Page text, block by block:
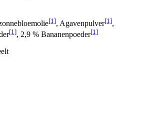
[1], Agavenpulver[1],
[1], 2,9 % Bananenpoeder[1]